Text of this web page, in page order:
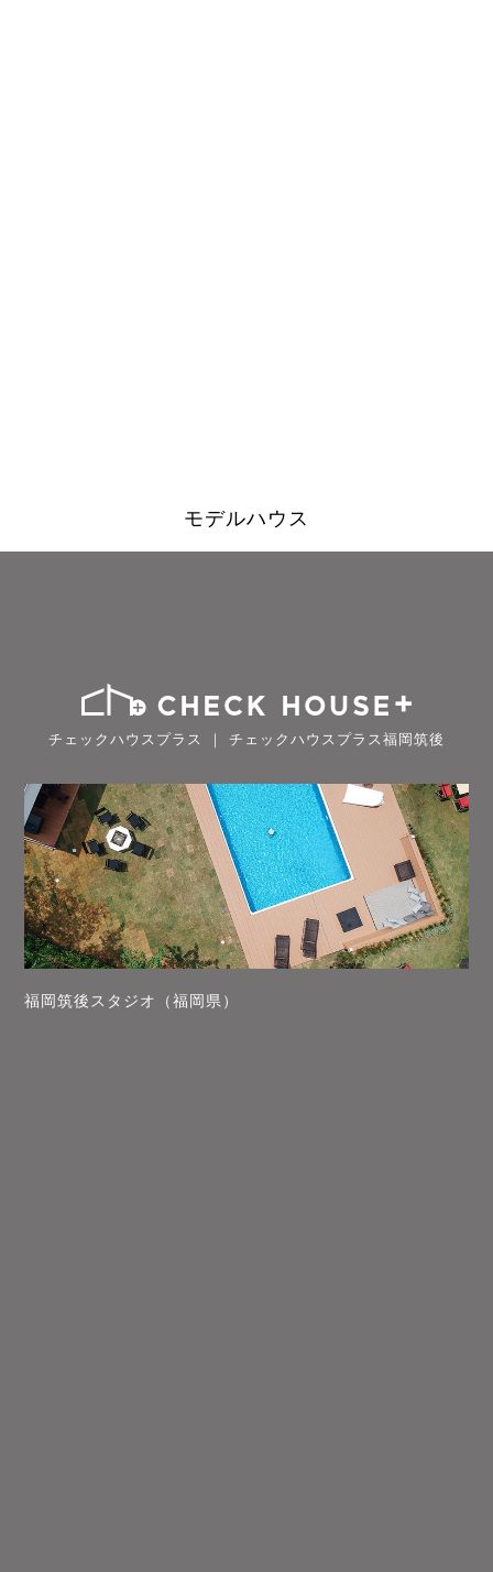
モデルハウス
チェックハウスプラス ｜ チェックハウスプラス福岡筑後
福岡筑後スタジオ（福岡県）